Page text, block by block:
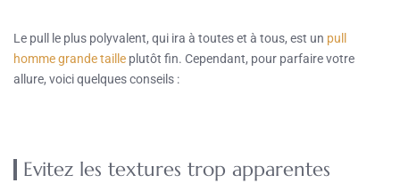
Le pull le plus polyvalent, qui ira à toutes et à tous, est un pull
homme grande taille plutôt fin. Cependant, pour parfaire votre
allure, voici quelques conseils :
Evitez les textures trop apparentes